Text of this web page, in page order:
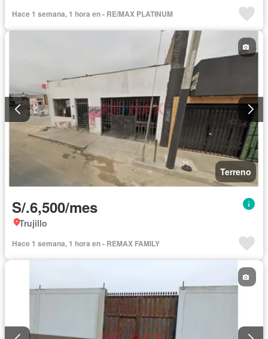
Hace 1 semana, 1 hora en - RE/MAX PLATINUM
Terreno
S/.6,500/mes
Trujillo
Hace 1 semana, 1 hora en - REMAX FAMILY